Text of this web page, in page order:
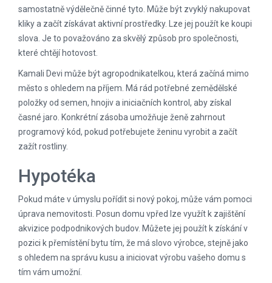
samostatně výdělečně činné tyto. Může být zvyklý nakupovat
kliky a začít získávat aktivní prostředky. Lze jej použít ke koupi
slova. Je to považováno za skvělý způsob pro společnosti,
které chtějí hotovost.
Kamali Devi může být agropodnikatelkou, která začíná mimo
město s ohledem na příjem. Má rád potřebné zemědělské
položky od semen, hnojiv a iniciačních kontrol, aby získal
časné jaro. Konkrétní zásoba umožňuje ženě zahrnout
programový kód, pokud potřebujete ženinu vyrobit a začít
zažít rostliny.
Hypotéka
Pokud máte v úmyslu pořídit si nový pokoj, může vám pomoci
úprava nemovitosti. Posun domu vpřed lze využít k zajištění
akvizice podpodnikových budov. Můžete jej použít k získání v
pozici k přemístění bytu tím, že má slovo výrobce, stejně jako
s ohledem na správu kusu a iniciovat výrobu vašeho domu s
tím vám umožní.